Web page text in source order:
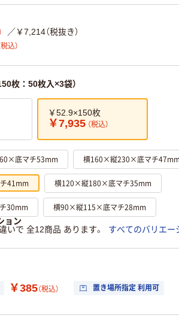
／￥7,214（税抜き）
税込）
枚：50枚入×3袋）
￥52.9×150枚
￥7,935 （税込）
底マチ53mm 横160×縦230×底マチ47mm
41mm 横120×縦180×底マチ35mm
30mm 横90×縦115×底マチ28mm
ョン
違いで 全12商品 あります。
すべてのバリエー
￥385（税込） 置き場所指定 利用可